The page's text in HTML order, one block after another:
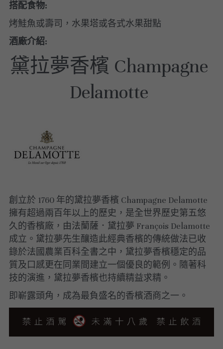
搭配食物:
烤鮭魚或壽司，水果塔或各式水果甜點
酒廠介紹:
黛拉夢香檳 Champagne
Delamotte
創立於 1760 年的黛拉夢香檳 Champagne Delamotte
擁有超過兩百年以上的歷史，是全世界歷史第五悠
久的香檳廠，由法蘭薩．黛拉夢 François Delamotte
成立。黛拉夢先生釀造此經典香檳的傳統做法已收
錄於法國農業百科全書之中，黛拉夢香檳穩定的品
質及口感更在同業間建立一個優良的範例。隨著科
技的演進，黛拉夢香檳也持續精益求精。
即嶄露頭角，成為最負盛名的香檳酒商之一。